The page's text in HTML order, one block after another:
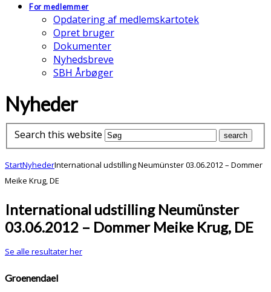
For medlemmer
Opdatering af medlemskartotek
Opret bruger
Dokumenter
Nyhedsbreve
SBH Årbøger
Nyheder
Search this website
StartNyhederInternational udstilling Neumünster 03.06.2012 – Dommer
Meike Krug, DE
International udstilling Neumünster
03.06.2012 – Dommer Meike Krug, DE
Se alle resultater her
Groenendael